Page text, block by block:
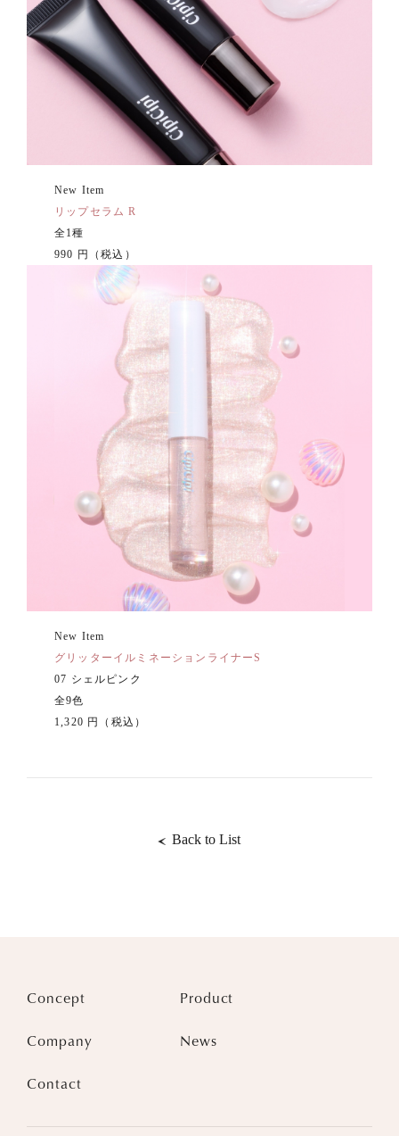
New Item
リップセラム R
全1種
990 円（税込）
New Item
グリッターイルミネーションライナーS
07 シェルピンク
全9色
1,320 円（税込）
Back to List
Concept Product
Company News
Contact